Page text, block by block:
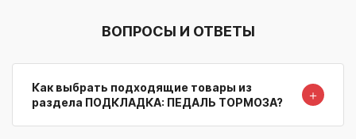
ВОПРОСЫ И ОТВЕТЫ
Как выбрать подходящие товары из
раздела ПОДКЛАДКА: ПЕДАЛЬ ТОРМОЗА?
＋